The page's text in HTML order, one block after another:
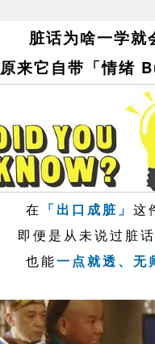
脏话为啥一学就
原来它自带「情绪
在 「出口成脏」 这
即便是从未说过脏
也能一点就透、无